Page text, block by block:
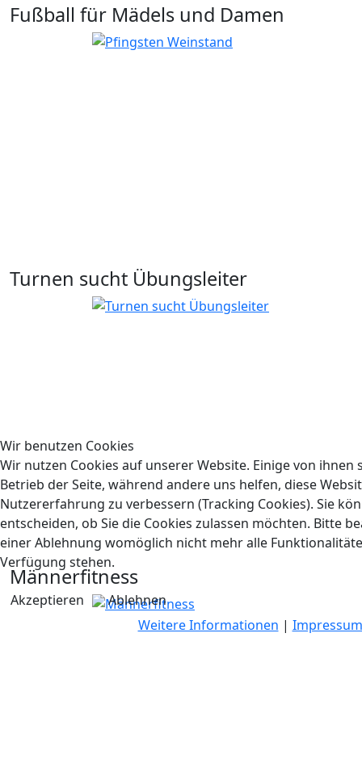
Fußball für Mädels und Damen
Turnen sucht Übungsleiter
Männerfitness
Wir benutzen Cookies
Wir nutzen Cookies auf unserer Website. Einige von ihnen
Betrieb der Seite, während andere uns helfen, diese
Nutzererfahrung zu verbessern (Tracking Cookies). Sie
entscheiden, ob Sie die Cookies zulassen möchten. Bitte
einer Ablehnung womöglich nicht mehr alle
Verfügung stehen.
Akzeptieren
Ablehnen
Weitere Informationen | Impressum